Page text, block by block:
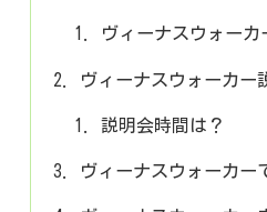
ヴィーナスウォーカ
ヴィーナスウォーカー
説明会時間は？
ヴィーナスウォーカー